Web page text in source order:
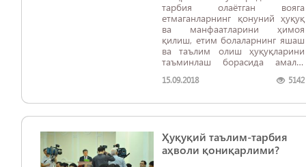
тарбия олаётган вояга
етмаганларнинг қонуний ҳуқуқ
ва манфаатларини ҳимоя
қилиш, етим болаларнинг яшаш
ва таълим олиш ҳуқуқларини
таъминлаш борасида амалга
мавзусида халқ таълими
юзасидан ўтказилган қўмита
эшитувида ушбу масала
15.09.2018 5142
Ҳуқуқий таълим-тарбия
аҳволи қониқарлими?